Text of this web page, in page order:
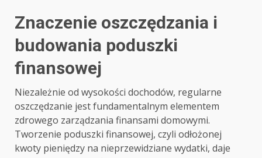
Znaczenie oszczędzania i
budowania poduszki
finansowej
Niezależnie od wysokości dochodów, regularne
oszczędzanie jest fundamentalnym elementem
zdrowego zarządzania finansami domowymi.
Tworzenie poduszki finansowej, czyli odłożonej
kwoty pieniędzy na nieprzewidziane wydatki, daje